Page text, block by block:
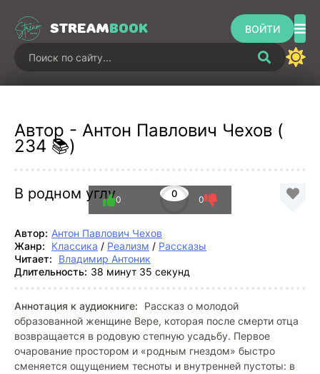
STREAMBOOK ВОЙТИ
Автор - Антон Павлович Чехов (
234 📚)
В родном углу 0
0 0
Автор: Антон Павлович Чехов
Жанр:
Классика / Реализм / Рассказы
Читает:
Владимир Антоник
Длительность: 38 минут 35 секунд
Аннотация к аудиокниге:
Рассказ о молодой
образованной женщине Вере, которая после смерти отца
возвращается в родовую степную усадьбу. Первое
очарование простором и «родным гнездом» быстро
сменяется ощущением тесноты и внутренней пустоты: в